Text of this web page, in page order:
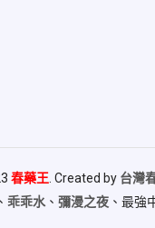
春藥王. Created by 台灣
、 乖乖水、 彌漫之夜 、最強